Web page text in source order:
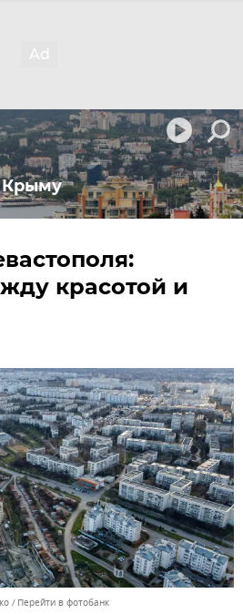
Крыму
красотой и
Перейти в фотобанк